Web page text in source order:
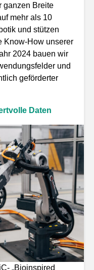
ganzen Breite
mehr als 10
und stützen
Know-How unserer
2024 bauen wir
und
geförderter
Daten
„Bioinspired